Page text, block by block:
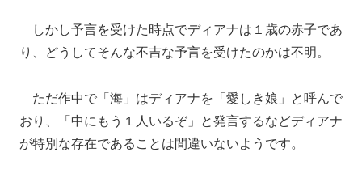
しかし予言を受けた時点でディアナは１歳の赤子であ
り、どうしてそんな不吉な予言を受けたのかは不明。
ただ作中で「海」はディアナを「愛しき娘」と呼んで
おり、「中にもう１人いるぞ」と発言するなどディアナ
が特別な存在であることは間違いないようです。